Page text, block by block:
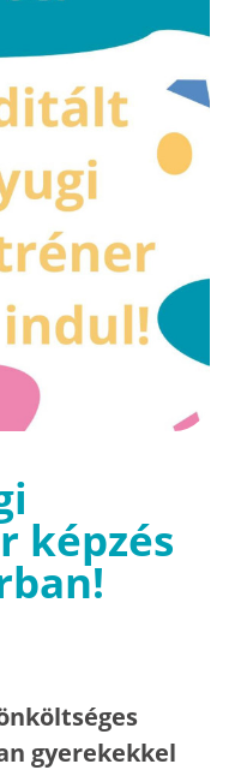
képzés
gyerekekkel